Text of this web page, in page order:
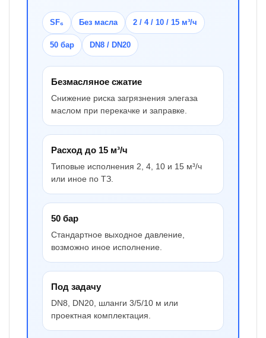
SF₆ Без масла 2 / 4 / 10 / 15 м³/ч
50 бар DN8 / DN20
Безмасляное сжатие
Снижение риска загрязнения элегаза
маслом при перекачке и заправке.
Расход до 15 м³/ч
Типовые исполнения 2, 4, 10 и 15 м³/ч
или иное по ТЗ.
50 бар
Стандартное выходное давление,
возможно иное исполнение.
Под задачу
DN8, DN20, шланги 3/5/10 м или
проектная комплектация.